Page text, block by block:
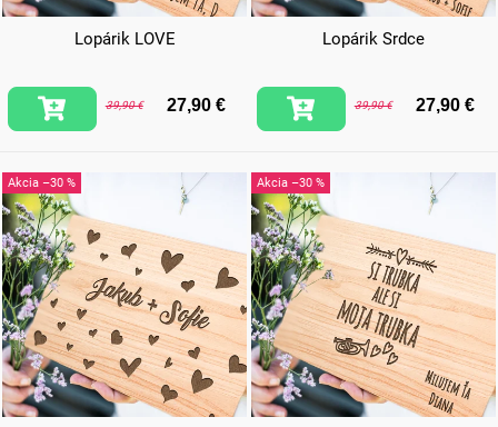
Lopárik LOVE
39,90 € 27,90 €
Lopárik Srdce
39,90 € 27,90 €
–30 % –30 %